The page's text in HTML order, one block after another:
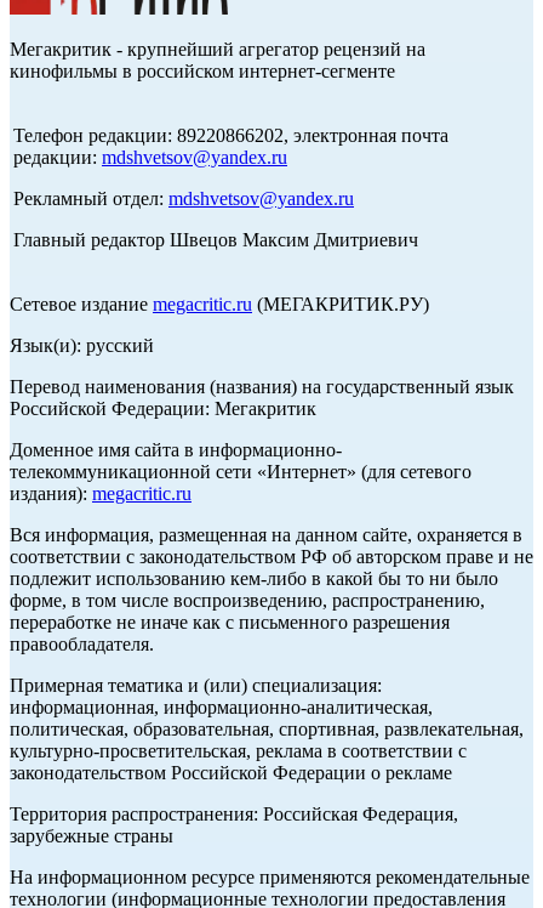
Мегакритик - крупнейший агрегатор рецензий на
кинофильмы в российском интернет-сегменте
Телефон редакции: 89220866202, электронная почта
редакции: mdshvetsov@yandex.ru
Рекламный отдел: mdshvetsov@yandex.ru
Главный редактор Швецов Максим Дмитриевич
Сетевое издание megacritic.ru (МЕГАКРИТИК.РУ)
Язык(и): русский
Перевод наименования (названия) на государственный язык
Российской Федерации: Мегакритик
Доменное имя сайта в информационно-
телекоммуникационной сети «Интернет» (для сетевого
издания): megacritic.ru
Вся информация, размещенная на данном сайте, охраняется в
соответствии с законодательством РФ об авторском праве и не
подлежит использованию кем-либо в какой бы то ни было
форме, в том числе воспроизведению, распространению,
переработке не иначе как с письменного разрешения
правообладателя.
Примерная тематика и (или) специализация:
информационная, информационно-аналитическая,
политическая, образовательная, спортивная, развлекательная,
культурно-просветительская, реклама в соответствии с
законодательством Российской Федерации о рекламе
Территория распространения: Российская Федерация,
зарубежные страны
На информационном ресурсе применяются рекомендательные
технологии (информационные технологии предоставления